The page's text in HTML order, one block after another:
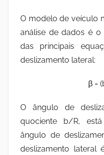
O modelo de veículo
análise de dados é
das principais
deslizamento lateral:
β =
O ângulo de
quociente b/R,
ângulo de
deslizamento